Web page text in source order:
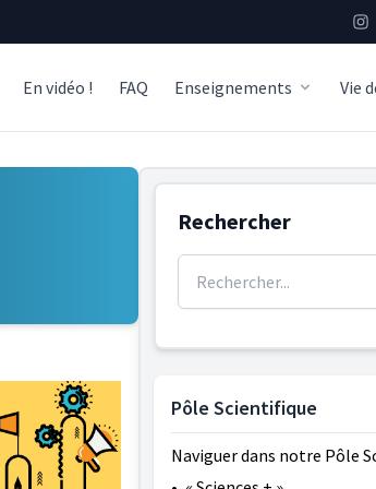
En vidéo ! FAQ Enseignements Vie
Rechercher
Pôle Scientifique
Naviguer dans notre Pôle